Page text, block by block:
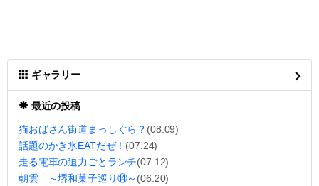
ギャラリー
最近の投稿
猫おばさん街道まっしぐら？ (08.09)
話題のかき氷EATだぜ！ (07.24)
走る電車の迫力ごとランチ(07.12)
朝雲 ～堺和菓子巡り⑭～ (06.20)